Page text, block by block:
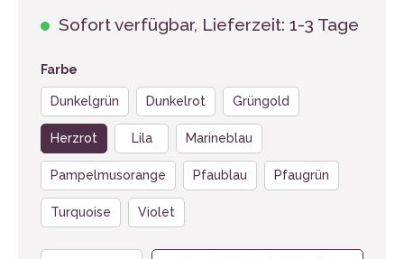
Sofort verfügbar, Lieferzeit: 1-3 Tage
Farbe
Dunkelgrün Dunkelrot Grüngold
Herzrot Lila Marineblau
Pampelmusorange Pfaublau Pfaugrün
Turquoise Violet